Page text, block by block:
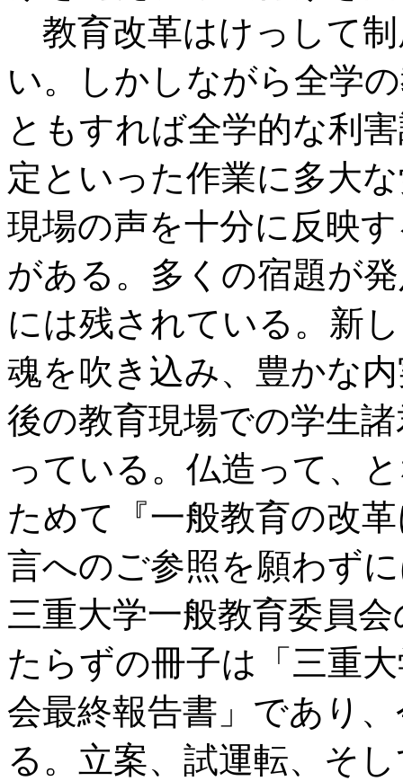
教育改革はけっして
い。しかしながら全学
ともすれば全学的な利
定といった作業に多大
現場の声を十分に反映
がある。多くの宿題が
には残されている。新
魂を吹き込み、豊かな
後の教育現場での学生
っている。仏造って、
ためて『一般教育の改
言へのご参照を願わず
三重大学一般教育委員
たらずの冊子は「三重
会最終報告書」であり
る。立案、試運転、そ